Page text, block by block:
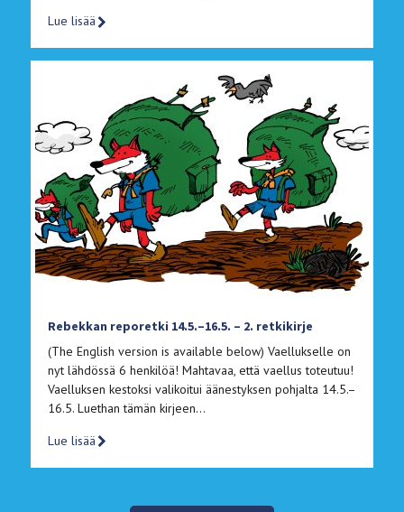
Lue lisää
Rebekkan reporetki 14.5.–16.5. – 2. retkikirje
(The English version is available below) Vaellukselle on
nyt lähdössä 6 henkilöä! Mahtavaa, että vaellus toteutuu!
Vaelluksen kestoksi valikoitui äänestyksen pohjalta 14.5.–
16.5. Luethan tämän kirjeen…
Lue lisää